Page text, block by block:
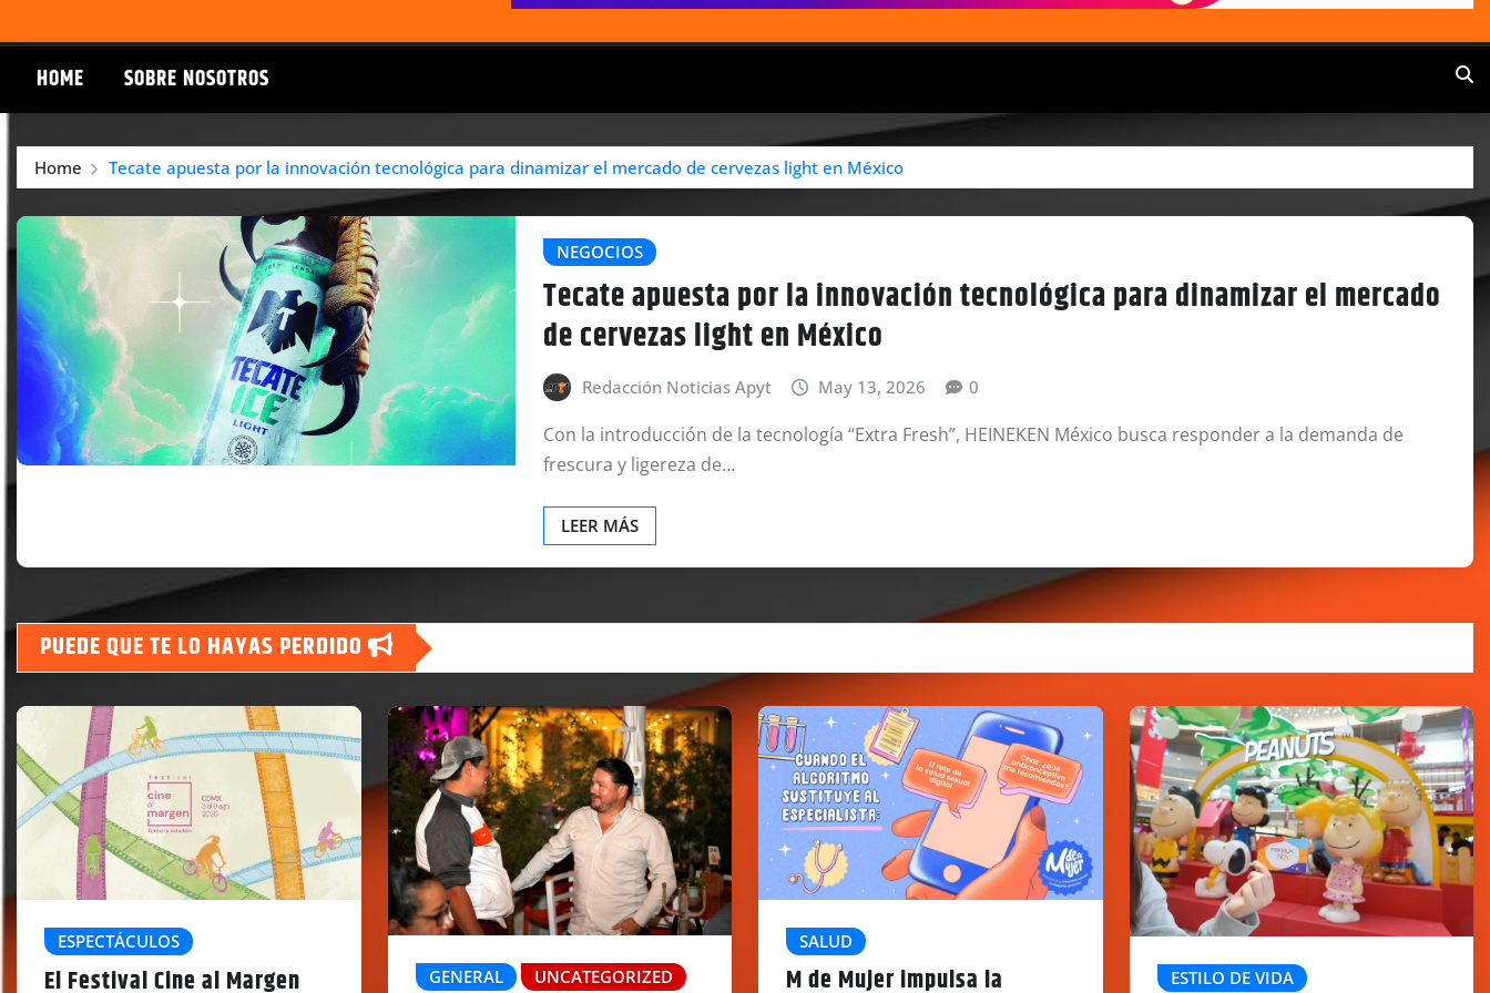
HOME SOBRE NOSOTROS
Home Tecate apuesta por la innovación tecnológica para dinamizar el mercado de cervezas light en México
NEGOCIOS
Tecate apuesta por la innovación tecnológica para dinamizar el mercado
de cervezas light en México
Redacción Noticias Apyt May 13, 2026 0
Con la introducción de la tecnología “Extra Fresh”, HEINEKEN México busca responder a la demanda de
frescura y ligereza de…
LEER MÁS
PUEDE QUE TE LO HAYAS PERDIDO
ESPECTÁCULOS
El Festival Cine al Margen GENERAL UNCATEGORIZED
SALUD
M de Mujer impulsa la ESTILO DE VIDA